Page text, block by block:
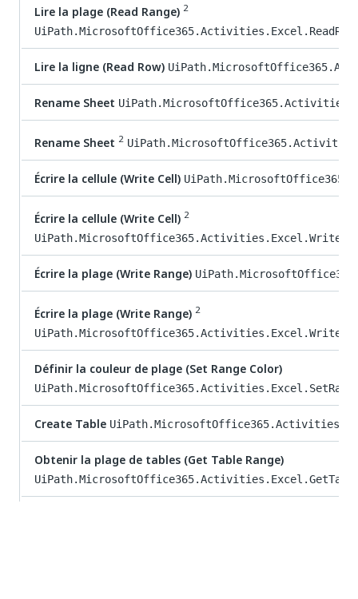
Lire la plage (Read Range) 2
Lire la ligne (Read Row)
Rename Sheet
Rename Sheet 2
Écrire la cellule (Write Cell)
Écrire la cellule (Write Cell) 2
Écrire la plage (Write Range)
Écrire la plage (Write Range) 2
Définir la couleur de plage (Set Range Color)
Create Table
Obtenir la plage de tables (Get Table Range)